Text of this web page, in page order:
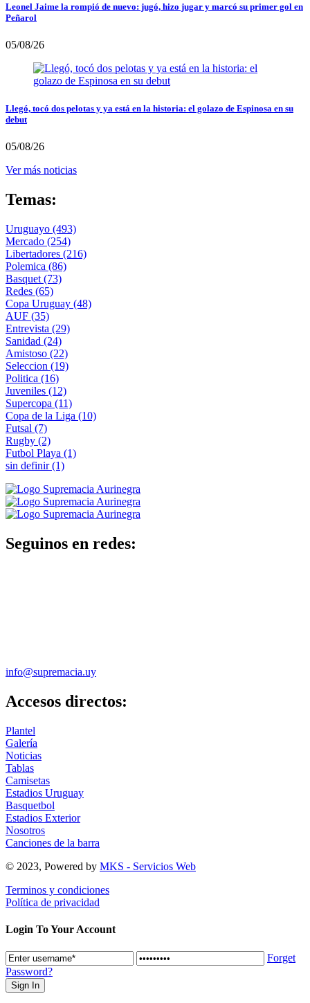
Leonel Jaime la rompió de nuevo: jugó, hizo jugar y marcó su primer gol en
Peñarol
05/08/26
Llegó, tocó dos pelotas y ya está en la historia: el golazo de Espinosa en su
debut
05/08/26
Ver más noticias
Temas:
Uruguayo (493)
Mercado (254)
Libertadores (216)
Polemica (86)
Basquet (73)
Redes (65)
Copa Uruguay (48)
AUF (35)
Entrevista (29)
Sanidad (24)
Amistoso (22)
Seleccion (19)
Politica (16)
Juveniles (12)
Supercopa (11)
Copa de la Liga (10)
Futsal (7)
Rugby (2)
Futbol Playa (1)
sin definir(1)
Seguinos en redes:
info@supremacia.uy
Accesos directos:
Plantel
Galería
Noticias
Tablas
Camisetas
Estadios Uruguay
Basquetbol
Estadios Exterior
Nosotros
Canciones de la barra
© 2023, Powered by MKS - Servicios Web
Terminos y condiciones
Política de privacidad
Login To Your Account
Forget
Password?